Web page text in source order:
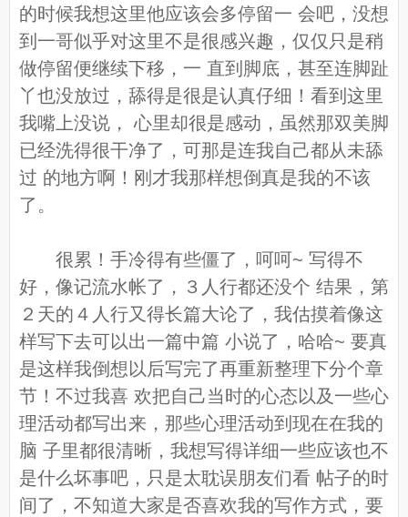
的时候我想这里他应该会多停留一 会吧，没想
到一哥似乎对这里不是很感兴趣，仅仅只是稍
做停留便继续下移，一 直到脚底，甚至连脚趾
丫也没放过，舔得是很是认真仔细！看到这里
我嘴上没说， 心里却很是感动，虽然那双美脚
已经洗得很干净了，可那是连我自己都从未舔
过 的地方啊！刚才我那样想倒真是我的不该
了。
很累！手冷得有些僵了，呵呵~ 写得不
好，像记流水帐了，３人行都还没个 结果，第
２天的４人行又得长篇大论了，我估摸着像这
样写下去可以出一篇中篇 小说了，哈哈~ 要真
是这样我倒想以后写完了再重新整理下分个章
节！不过我喜 欢把自己当时的心态以及一些心
理活动都写出来，那些心理活动到现在在我的
脑 子里都很清晰，我想写得详细一些应该也不
是什么坏事吧，只是太耽误朋友们看 帖子的时
间了，不知道大家是否喜欢我的写作方式，要